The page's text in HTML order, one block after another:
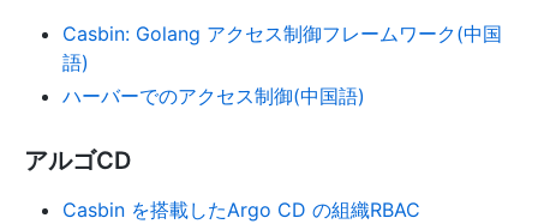
Casbin: Golang アクセス制御フレームワーク(中国
語)
ハーバーでのアクセス制御(中国語)
アルゴCD
Casbin を搭載したArgo CD の組織RBAC